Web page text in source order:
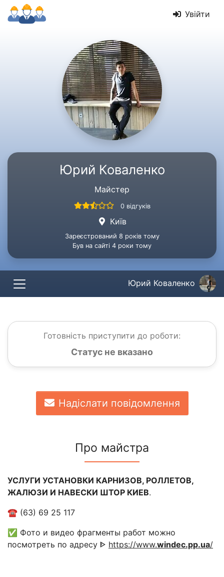
Увійти
Юрий Коваленко
Майстер
0 відгуків
Київ
Зареєстрований 8 років тому
Був на сайті 4 роки тому
Юрий Коваленко
Готовність приступити до роботи:
Статус не вказано
Надіслати повідомлення
Про майстра
УСЛУГИ УСТАНОВКИ КАРНИЗОВ, РОЛЛЕТОВ,
ЖАЛЮЗИ И НАВЕСКИ ШТОР КИЕВ.
☎️ (63) 69 25 117
✅️ Фото и видео фрагменты работ можно
посмотреть по адресу ᐈ https://www.windec.pp.ua/